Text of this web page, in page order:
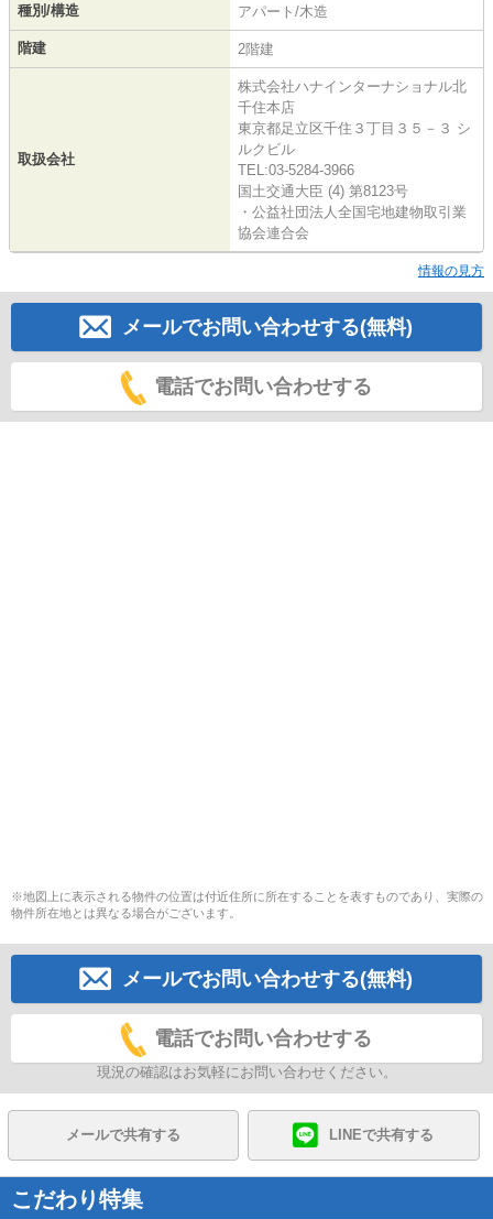
種別/構造 アパート/木造
階建 2階建
取扱会社
株式会社ハナインターナショナル北
千住本店
東京都足立区千住３丁目３５－３ シ
ルクビル
TEL:03-5284-3966
国土交通大臣 (4) 第8123号
・公益社団法人全国宅地建物取引業
協会連合会
情報の見方
メールでお問い合わせする(無料)
電話でお問い合わせする
※地図上に表示される物件の位置は付近住所に所在することを表すものであり、実際の
物件所在地とは異なる場合がございます。
メールでお問い合わせする(無料)
電話でお問い合わせする
現況の確認はお気軽にお問い合わせください。
メールで共有する LINEで共有する
こだわり特集